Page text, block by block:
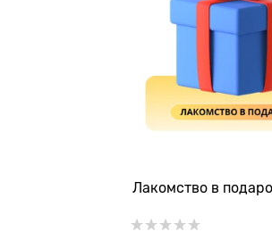
Лакомство в